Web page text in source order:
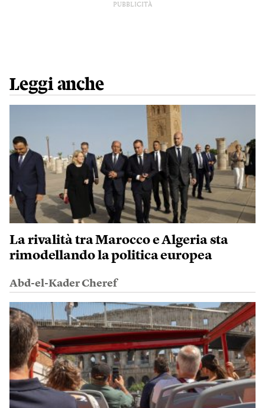
PUBBLICITÀ
Leggi anche
La rivalità tra Marocco e Algeria sta
rimodellando la politica europea
Abd-el-Kader Cheref